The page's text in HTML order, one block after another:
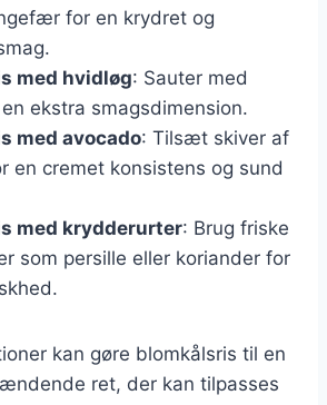
for en krydret og
med hvidløg: Sauter med
ekstra smagsdimension.
med avocado: Tilsæt skiver af
en cremet konsistens og sund
med krydderurter: Brug friske
som persille eller koriander for
kan gøre blomkålsris til en
ret, der kan tilpasses